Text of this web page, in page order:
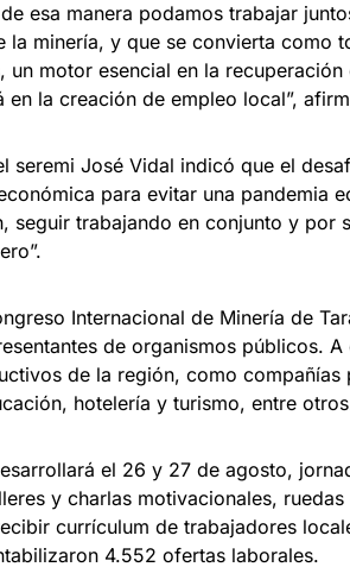
esa manera podamos trabajar
la minería, y que se convierta como
un motor esencial en la
en la creación de empleo local”,
seremi José Vidal indicó que el
para evitar una pandemia
seguir trabajando en conjunto y por
Internacional de Minería de
de organismos públicos.
de la región, como compañías
hotelería y turismo, entre
el 26 y 27 de agosto,
y charlas motivacionales,
currículum de trabajadores
4.552 ofertas laborales.